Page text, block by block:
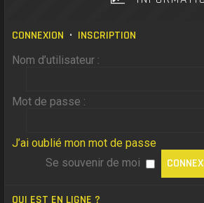
CONNEXION • INSCRIPTION
Nom d’utilisateur :
Mot de passe :
J’ai oublié mon mot de passe
Se souvenir de moi
QUI EST EN LIGNE ?